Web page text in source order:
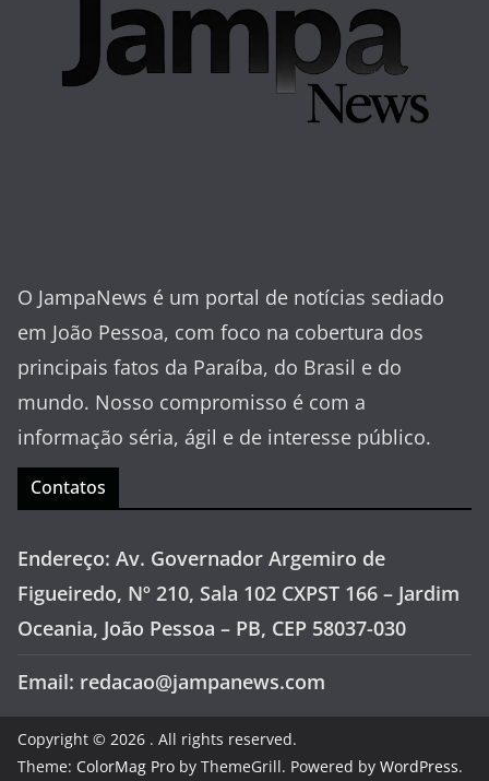
O JampaNews é um portal de notícias sediado
em João Pessoa, com foco na cobertura dos
principais fatos da Paraíba, do Brasil e do
mundo. Nosso compromisso é com a
informação séria, ágil e de interesse público.
Contatos
Endereço: Av. Governador Argemiro de
Figueiredo, Nº 210, Sala 102 CXPST 166 – Jardim
Oceania, João Pessoa – PB, CEP 58037-030
Email: redacao@jampanews.com
Copyright © 2026 . All rights reserved.
Theme: ColorMag Pro by ThemeGrill. Powered by WordPress.